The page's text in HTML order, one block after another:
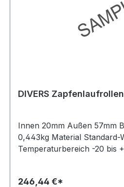
DIVERS
Innen 20mm Außen 57mm
0,443kg Material Standard-
Temperaturbereich -20 bis
246,44 €*